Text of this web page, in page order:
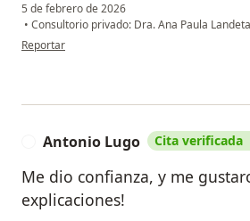
5 de febrero de 2026
• Consultorio privado: Dra. Ana Paula Landeta
en opinión del usuario Fatima Sampieri
Reportar
Antonio Lugo Cita verificada
Me dio confianza, y me
explicaciones!